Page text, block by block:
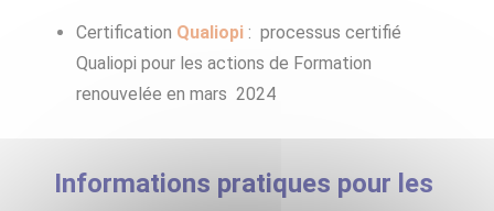
Certification Qualiopi : processus certifié
Qualiopi pour les actions de Formation
renouvelée en mars 2024
Informations pratiques pour les